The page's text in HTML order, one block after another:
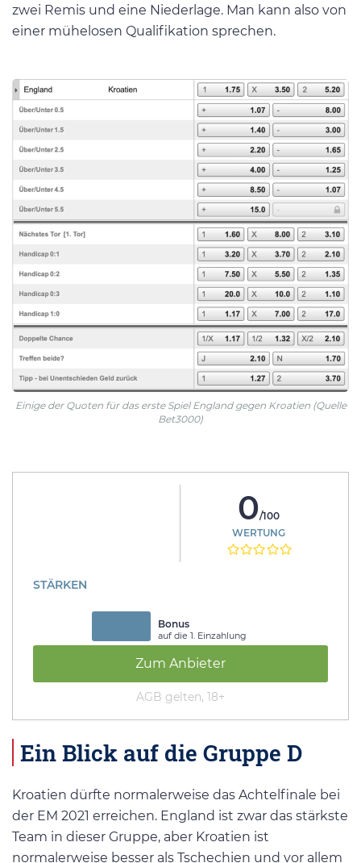
zwei Remis und eine Niederlage. Man kann also von
einer mühelosen Qualifikation sprechen.
Einige der Quoten für das erste Spiel England gegen Kroatien (Quelle
Bet3000)
0/100
WERTUNG
STÄRKEN
Bonus
auf die 1. Einzahlung
Zum Anbieter
AGB gelten, 18+
Ein Blick auf die Gruppe D
Kroatien dürfte normalerweise das Achtelfinale bei
der EM 2021 erreichen. England ist zwar das stärkste
Team in dieser Gruppe, aber Kroatien ist
normalerweise besser als Tschechien und vor allem